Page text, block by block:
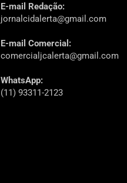
E-mail Redação:
jornalcidalerta@gmail.com
E-mail Comercial:
comercialjcalerta@gmail.com
WhatsApp:
(11) 93311-2123